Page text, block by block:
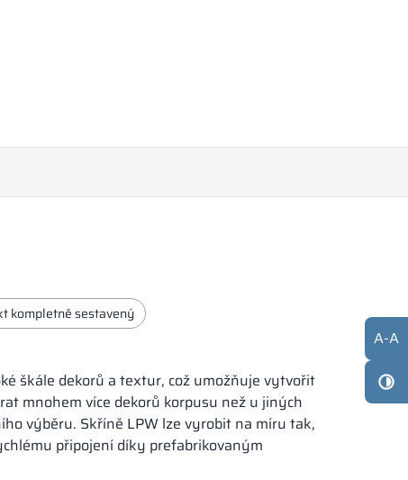
kompletně sestavený
škále dekorů a textur, což umožňuje vytvořit
mnohem více dekorů korpusu než u jiných
výběru. Skříně LPW lze vyrobit na míru tak,
připojení díky prefabrikovaným
A-A